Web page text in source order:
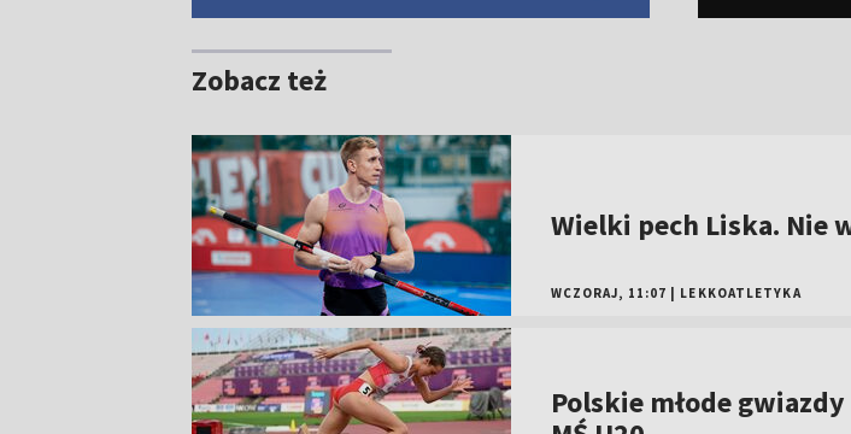
Zobacz też
Wielki pech Liska. Nie
WCZORAJ, 11:07 LEKKOATLETYKA
Polskie młode